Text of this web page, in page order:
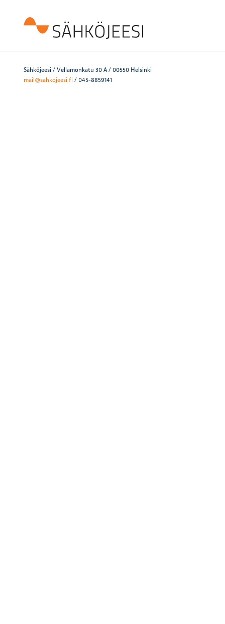
Sähköjeesi / Vellamonkatu 30 A / 00550 Helsinki
mail@sahkojeesi.fi/ 045-8859141